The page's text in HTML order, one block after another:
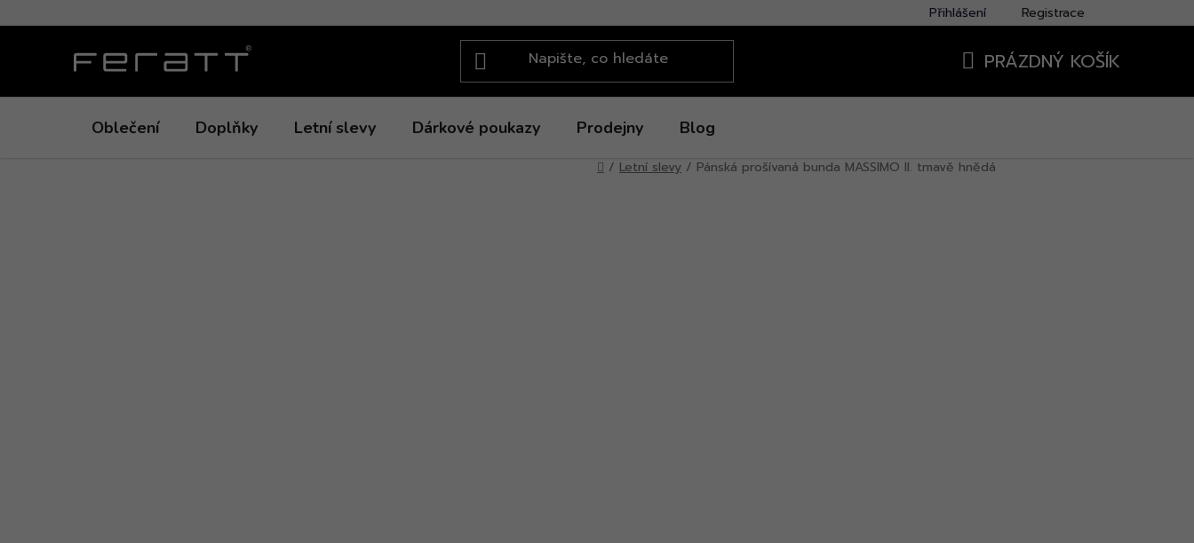
na
Přihlášení Registrace
PRÁZDNÝ KOŠÍK
Oblečení Doplňky Letní slevy Dárkové poukazy Prodejny Blog
Domů
/ Letní slevy / Pánská prošívaná bunda MASSIMO II. tmavě hnědá